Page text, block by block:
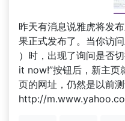
昨天有消息说雅虎将发
果正式发布了。当你访
）时，出现了询问是否
it now!”按钮后，新主页
页的网址，仍然是以前测
http://